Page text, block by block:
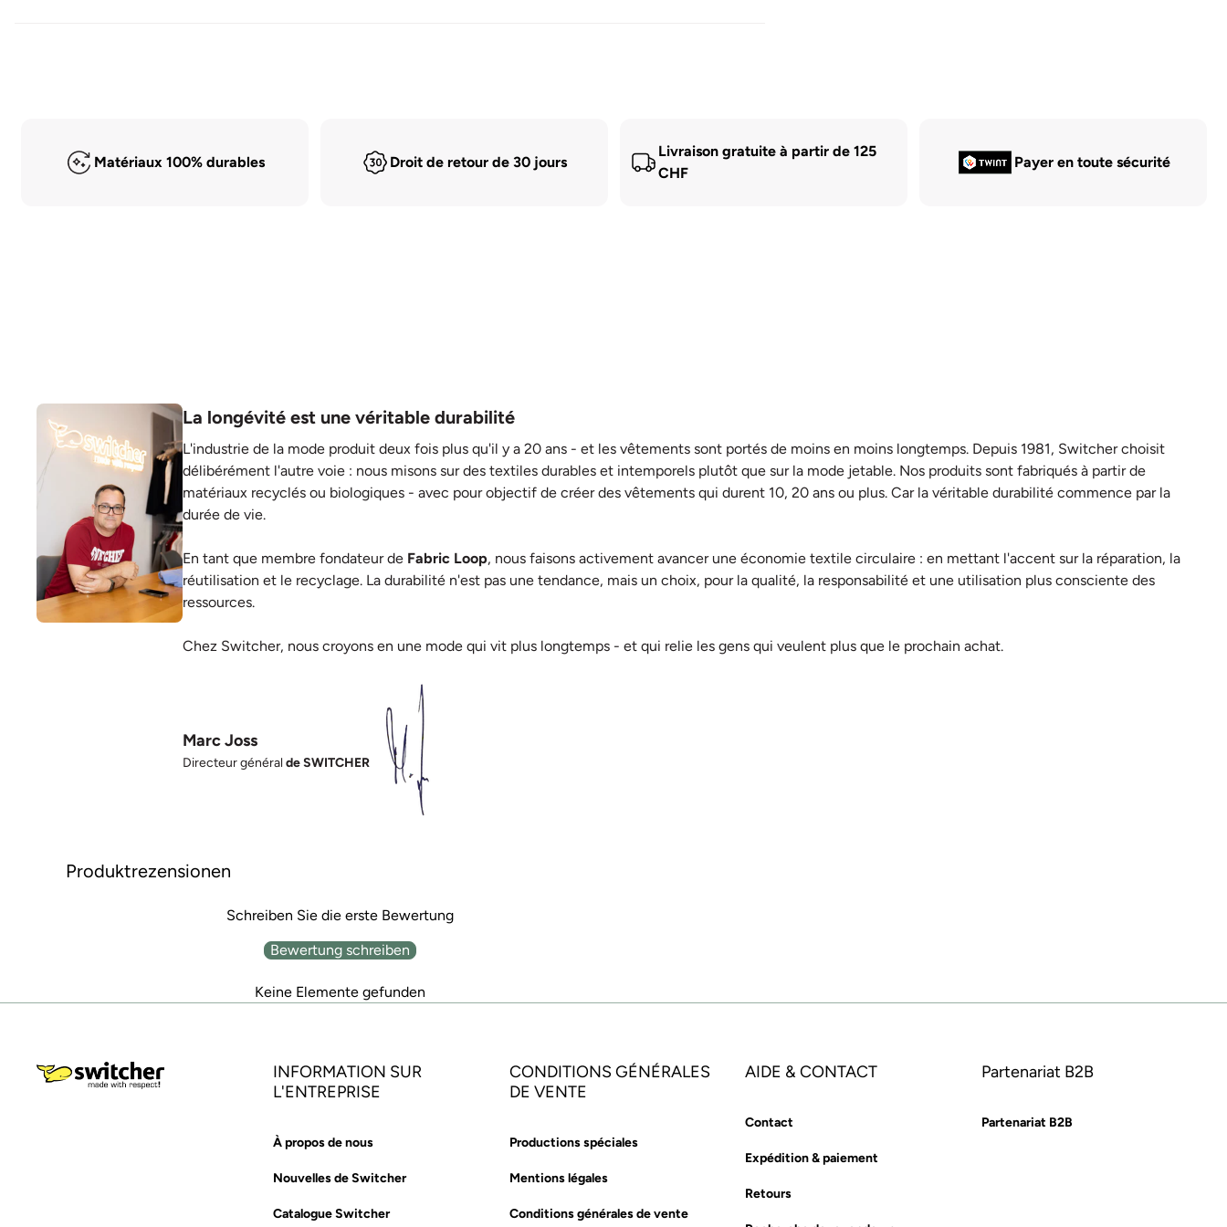
Matériaux 100% durables Droit de retour de 30 jours
Livraison gratuite à partir de 125
CHF
Payer en toute sécurité
La longévité est une véritable durabilité
L'industrie de la mode produit deux fois plus qu'il y a 20 ans - et les vêtements sont portés de moins en moins longtemps. Depuis 1981, Switcher choisit
délibérément l'autre voie : nous misons sur des textiles durables et intemporels plutôt que sur la mode jetable. Nos produits sont fabriqués à partir de
matériaux recyclés ou biologiques - avec pour objectif de créer des vêtements qui durent 10, 20 ans ou plus. Car la véritable durabilité commence par la
durée de vie.
En tant que membre fondateur de Fabric Loop, nous faisons activement avancer une économie textile circulaire : en mettant l'accent sur la réparation, la
réutilisation et le recyclage. La durabilité n'est pas une tendance, mais un choix, pour la qualité, la responsabilité et une utilisation plus consciente des
ressources.
Chez Switcher, nous croyons en une mode qui vit plus longtemps - et qui relie les gens qui veulent plus que le prochain achat.
Marc Joss
Directeur général de SWITCHER
Produktrezensionen
Schreiben Sie die erste Bewertung
Bewertung schreiben
Keine Elemente gefunden
INFORMATION SUR
L'ENTREPRISE
À propos de nous
Nouvelles de Switcher
Catalogue Switcher
CONDITIONS GÉNÉRALES
DE VENTE
Productions spéciales
Mentions légales
Conditions générales de vente
AIDE & CONTACT
Contact
Expédition & paiement
Retours
Partenariat B2B
Partenariat B2B